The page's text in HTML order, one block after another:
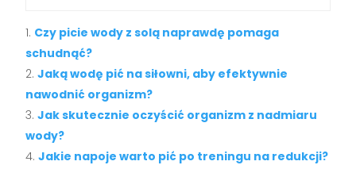
Czy picie wody z solą naprawdę pomaga
schudnąć?
Jaką wodę pić na siłowni, aby efektywnie
nawodnić organizm?
Jak skutecznie oczyścić organizm z nadmiaru
wody?
Jakie napoje warto pić po treningu na redukcji?